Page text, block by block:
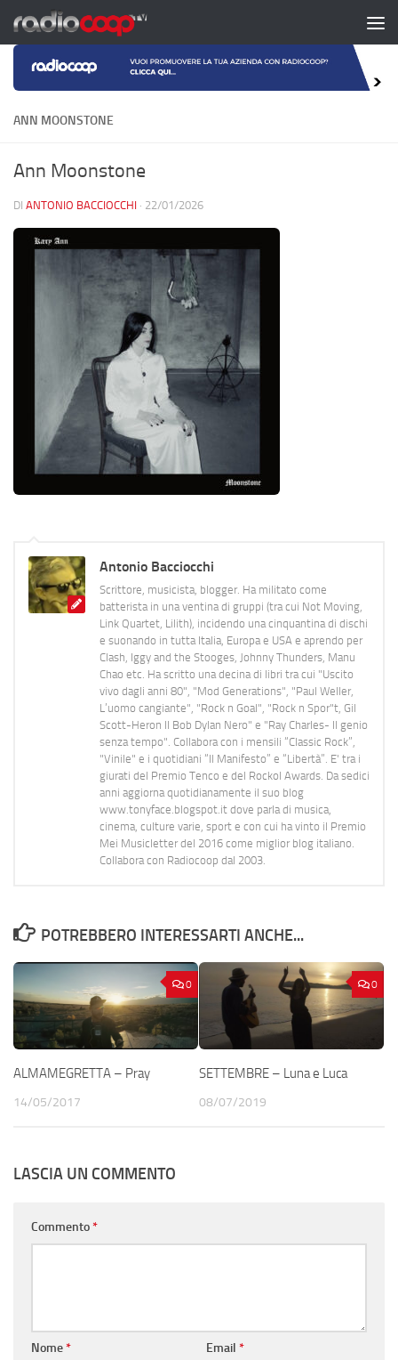
Salta al contenuto
ANN MOONSTONE
Ann Moonstone
DI ANTONIO BACCIOCCHI · 22/01/2026
Antonio Bacciocchi
Scrittore, musicista, blogger. Ha militato come
batterista in una ventina di gruppi (tra cui Not Moving,
Link Quartet, Lilith), incidendo una cinquantina di dischi
e suonando in tutta Italia, Europa e USA e aprendo per
Clash, Iggy and the Stooges, Johnny Thunders, Manu
Chao etc. Ha scritto una decina di libri tra cui "Uscito
vivo dagli anni 80", "Mod Generations", "Paul Weller,
L’uomo cangiante", "Rock n Goal", "Rock n Spor"t, Gil
Scott-Heron Il Bob Dylan Nero" e "Ray Charles- Il genio
senza tempo". Collabora con i mensili “Classic Rock”,
"Vinile" e i quotidiani “Il Manifesto” e “Libertà”. E' tra i
giurati del Premio Tenco e del Rockol Awards. Da sedici
anni aggiorna quotidianamente il suo blog
www.tonyface.blogspot.it dove parla di musica,
cinema, culture varie, sport e con cui ha vinto il Premio
Mei Musicletter del 2016 come miglior blog italiano.
Collabora con Radiocoop dal 2003.
POTREBBERO INTERESSARTI ANCHE...
0
ALMAMEGRETTA – Pray
14/05/2017
0
SETTEMBRE – Luna e Luca
08/07/2019
LASCIA UN COMMENTO
Commento*
Nome* Email *